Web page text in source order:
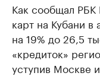
Как сообщал РБК
карт на Кубани в
на 19% до 26,5
«кредиток»
уступив Москве